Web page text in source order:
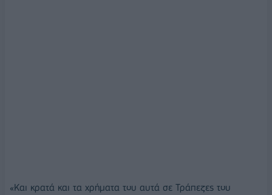
«Και κρατά και τα χρήματα του αυτά σε Τράπεζες του